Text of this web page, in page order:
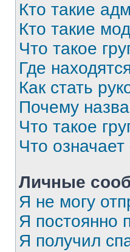
Кто такие
Кто такие
Что такое
Где
Как стать
Почему
Что такое
Что
Личные
Я не могу
Я постоянно
Я получил